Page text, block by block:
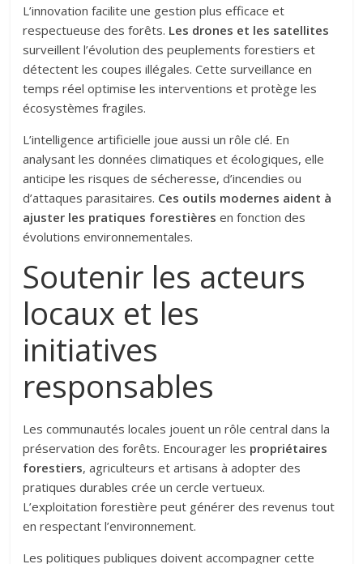
L’innovation facilite une gestion plus efficace et
respectueuse des forêts. Les drones et les satellites
surveillent l’évolution des peuplements forestiers et
détectent les coupes illégales. Cette surveillance en
temps réel optimise les interventions et protège les
écosystèmes fragiles.
L’intelligence artificielle joue aussi un rôle clé. En
analysant les données climatiques et écologiques, elle
anticipe les risques de sécheresse, d’incendies ou
d’attaques parasitaires. Ces outils modernes aident à
ajuster les pratiques forestières en fonction des
évolutions environnementales.
Soutenir les acteurs
locaux et les
initiatives
responsables
Les communautés locales jouent un rôle central dans la
préservation des forêts. Encourager les propriétaires
forestiers, agriculteurs et artisans à adopter des
pratiques durables crée un cercle vertueux.
L’exploitation forestière peut générer des revenus tout
en respectant l’environnement.
Les politiques publiques doivent accompagner cette